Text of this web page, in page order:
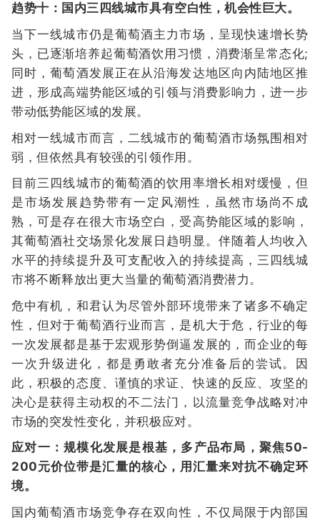
趋势十：国内三四线城市具有空白性，机会性巨大。
当下一线城市仍是葡萄酒主力市场，呈现快速增长势
头，已逐渐培养起葡萄酒饮用习惯，消费渐呈常态化;
同时，葡萄酒发展正在从沿海发达地区向内陆地区推
进，形成高端势能区域的引领与消费影响力，进一步
带动低势能区域的发展。
相对一线城市而言，二线城市的葡萄酒市场氛围相对
弱，但依然具有较强的引领作用。
目前三四线城市的葡萄酒的饮用率增长相对缓慢，但
是市场发展趋势带有一定风潮性，虽然市场尚不成
熟，可是存在很大市场空白，受高势能区域的影响，
其葡萄酒社交场景化发展日趋明显。伴随着人均收入
水平的持续提升及可支配收入的持续提高，三四线城
市将不断释放出更大当量的葡萄酒消费潜力。
危中有机，和君认为尽管外部环境带来了诸多不确定
性，但对于葡萄酒行业而言，是机大于危，行业的每
一次发展都是基于宏观形势倒逼发展的，而企业的每
一次升级进化，都是勇敢者充分准备后的尝试。因
此，积极的态度、谨慎的求证、快速的反应、攻坚的
决心是获得主动权的不二法门，以流量竞争战略对冲
市场的突发性变化，并积极应对。
应对一：规模化发展是根基，多产品布局，聚焦50-
200元价位带是汇量的核心，用汇量来对抗不确定环
境。
国内葡萄酒市场竞争存在双向性，不仅局限于内部国